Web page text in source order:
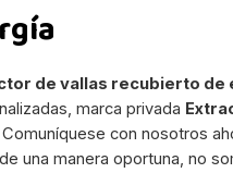
de vallas recubierto de
marca privada
con nosotros
una manera oportuna, no